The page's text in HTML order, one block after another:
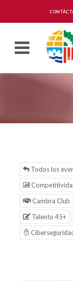
Todos los
Cambra Club
Talento 45+